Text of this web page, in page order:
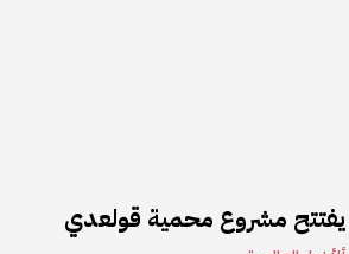
يفتتح مشروع محمية قولعدي